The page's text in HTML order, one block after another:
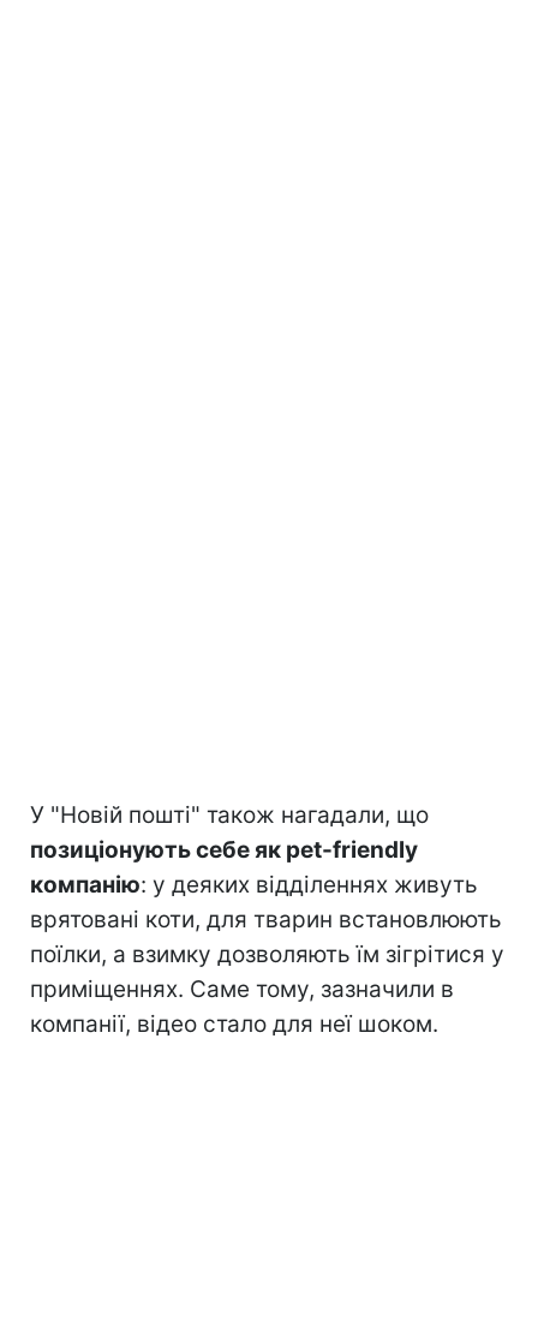
У "Новій пошті" також нагадали, що
позиціонують себе як pet-friendly
компанію: у деяких відділеннях живуть
врятовані коти, для тварин встановлюють
поїлки, а взимку дозволяють їм зігрітися у
приміщеннях. Саме тому, зазначили в
компанії, відео стало для неї шоком.